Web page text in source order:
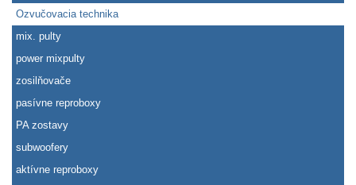
Ozvučovacia technika
mix. pulty
power mixpulty
zosilňovače
pasívne reproboxy
PA zostavy
subwoofery
aktívne reproboxy